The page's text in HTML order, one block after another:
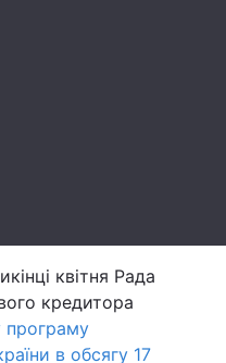
квітня Рада
кредитора
програму
в обсягу 17